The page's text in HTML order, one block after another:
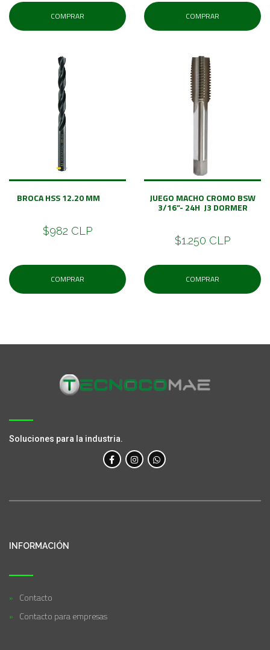
COMPRAR COMPRAR
BROCA HSS 12.20 MM
$982 CLP
COMPRAR
JUEGO MACHO CROMO BSW
3/16”- 24H J3 DORMER
$1.250 CLP
COMPRAR
Soluciones para la industria.
INFORMACIÓN
Contacto
Contacto para empresas